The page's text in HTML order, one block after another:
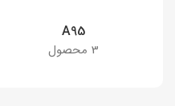
A95
3 محصول